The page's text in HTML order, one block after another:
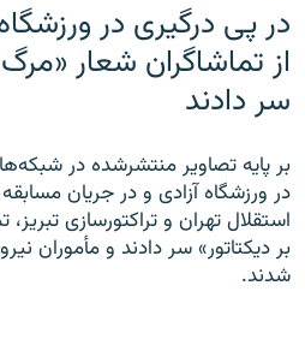
در پی درگیری در
از تماشاگران شعار «مرگ
سر دادند
بر پایه تصاویر منتشرشده در
در ورزشگاه آزادی و در جریان
استقلال تهران و تراکتورسازی
بر دیکتاتور» سر دادند و مأموران
شدند.